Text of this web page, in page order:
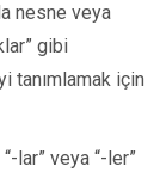
nesne veya
gibi
tanımlamak için
lar” veya “-ler”